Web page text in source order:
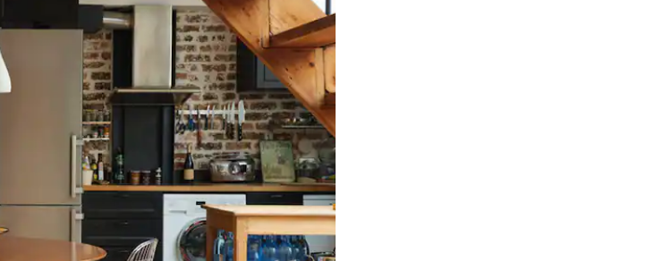
cima e para baixo do teclado ou tocando e deslizando o dedo na tela.